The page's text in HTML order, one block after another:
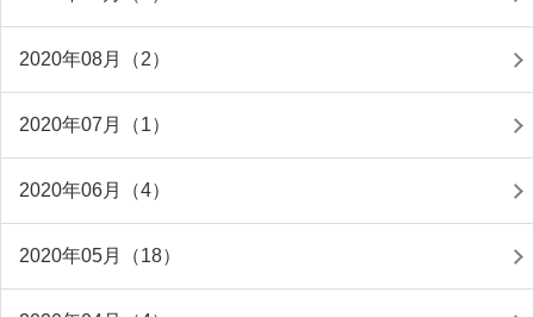
2020年08月（2）
2020年07月（1）
2020年06月（4）
2020年05月（18）